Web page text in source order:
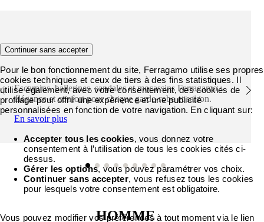
Chaussures
Escarpins, ballerines, sandales et mocassins Ferragamo :
élégance et confort pour chaque garde-robe et saison.
En savoir plus
HOMME
Continuer sans accepter
Pour le bon fonctionnement du site, Ferragamo utilise ses propres
cookies techniques et ceux de tiers à des fins statistiques. Il
utilise également, avec votre consentement, des cookies de
profilage pour offrir une expérience et une publicité
personnalisées en fonction de votre navigation. En cliquant sur:
Accepter tous les cookies, vous donnez votre
consentement à l’utilisation de tous les cookies cités ci-
dessus.
Gérer les options, vous pouvez paramétrer vos choix.
Continuer sans accepter, vous refusez tous les cookies
pour lesquels votre consentement est obligatoire.
Vous pouvez modifier vos préférences à tout moment via le lien